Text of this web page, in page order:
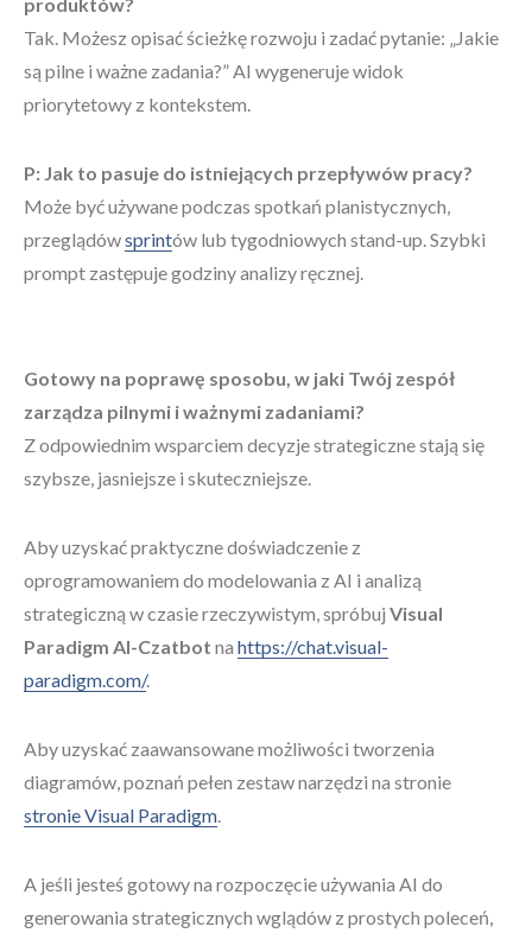
Tak. Możesz opisać ścieżkę rozwoju i zadać pytanie: „Jakie
są pilne i ważne zadania?” AI wygeneruje widok
priorytetowy z kontekstem.
P: Jak to pasuje do istniejących przepływów pracy?
Może być używane podczas spotkań planistycznych,
przeglądówsprintów lub tygodniowych stand-up. Szybki
prompt zastępuje godziny analizy ręcznej.
Gotowy na poprawę sposobu, w jaki Twój zespół
zarządza pilnymi i ważnymi zadaniami?
Z odpowiednim wsparciem decyzje strategiczne stają się
szybsze, jasniejsze i skuteczniejsze.
Aby uzyskać praktyczne doświadczenie z
oprogramowaniem do modelowania z AI i analizą
strategiczną w czasie rzeczywistym, spróbuj Visual
Paradigm AI-Czatbot na https://chat.visual-
paradigm.com/.
Aby uzyskać zaawansowane możliwości tworzenia
diagramów, poznań pełen zestaw narzędzi na stronie
stronie Visual Paradigm.
A jeśli jesteś gotowy na rozpoczęcie używania AI do
generowania strategicznych wglądów z prostych poleceń,